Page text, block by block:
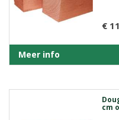
€
Meer info
cm